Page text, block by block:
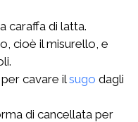
caraffa di latta.
cioè il misurello, e
cavare ilsugo dagli
di cancellata per